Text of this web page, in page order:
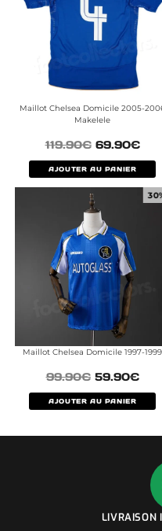
Maillot Chelsea Domicile 2005-
Makelele
119.90€ 69.90€
AJOUTER AU PANIER
Maillot Chelsea Domicile 1997-1999
99.90€ 59.90€
AJOUTER AU PANIER
LIVRAISON